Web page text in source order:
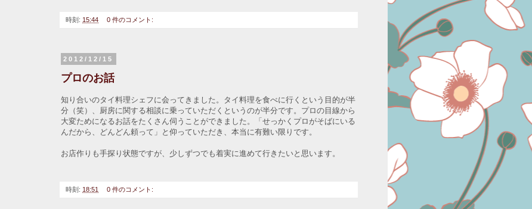
時刻: 15:44 0 件のコメント:
2012/12/15
プロのお話
知り合いのタイ料理シェフに会ってきました。タイ料理を食べに行くという目的が半
分（笑）、厨房に関する相談に乗っていただくというのが半分です。プロの目線から
大変ためになるお話をたくさん伺うことができました。「せっかくプロがそばにいる
んだから、どんどん頼って」と仰っていただき、本当に有難い限りです。
お店作りも手探り状態ですが、少しずつでも着実に進めて行きたいと思います。
時刻: 18:51 0 件のコメント: